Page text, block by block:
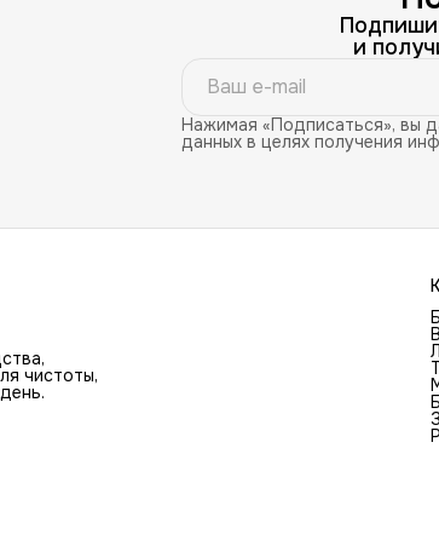
и
Нажимая «Подписаться», вы
данных в целях получения
чистоты,